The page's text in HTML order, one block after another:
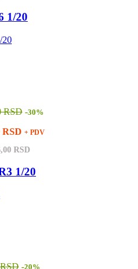
1/20
RSD -30%
RSD + PDV
RSD
1/20
-20%